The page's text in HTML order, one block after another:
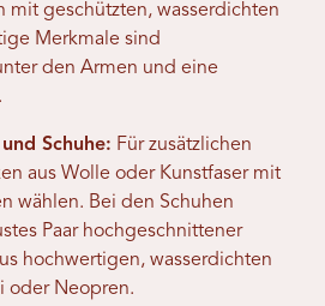
mit geschützten, wasserdichten
Merkmale sind
den Armen und eine
Schuhe: Für zusätzlichen
aus Wolle oder Kunstfaser mit
wählen. Bei den Schuhen
Paar hochgeschnittener
hochwertigen, wasserdichten
oder Neopren.